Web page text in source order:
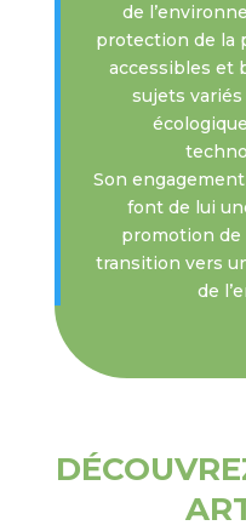
de
protection de la
accessibles et
sujets
Son
font de lui
promotion de
transition vers
de